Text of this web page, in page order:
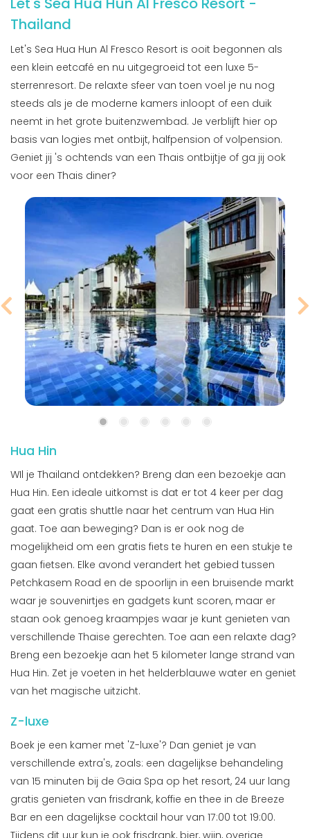
Thailand
Let's Sea Hua Hun Al Fresco Resort is ooit begonnen als
een klein eetcafé en nu uitgegroeid tot een luxe 5-
sterrenresort. De relaxte sfeer van toen voel je nu nog
steeds als je de moderne kamers inloopt of een duik
neemt in het grote buitenzwembad. Je verblijft hier op
basis van logies met ontbijt, halfpension of volpension.
Geniet jij 's ochtends van een Thais ontbijtje of ga jij ook
voor een Thais diner?
Hua Hin
WIl je Thailand ontdekken? Breng dan een bezoekje aan
Hua Hin. Een ideale uitkomst is dat er tot 4 keer per dag
gaat een gratis shuttle naar het centrum van Hua Hin
gaat. Toe aan beweging? Dan is er ook nog de
mogelijkheid om een gratis fiets te huren en een stukje te
gaan fietsen. Elke avond verandert het gebied tussen
Petchkasem Road en de spoorlijn in een bruisende markt
waar je souvenirtjes en gadgets kunt scoren, maar er
staan ook genoeg kraampjes waar je kunt genieten van
verschillende Thaise gerechten. Toe aan een relaxte dag?
Breng een bezoekje aan het 5 kilometer lange strand van
Hua Hin. Zet je voeten in het helderblauwe water en geniet
van het magische uitzicht.
Z-luxe
Boek je een kamer met 'Z-luxe'? Dan geniet je van
verschillende extra's, zoals: een dagelijkse behandeling
van 15 minuten bij de Gaia Spa op het resort, 24 uur lang
gratis genieten van frisdrank, koffie en thee in de Breeze
Bar en een dagelijkse cocktail hour van 17:00 tot 19:00.